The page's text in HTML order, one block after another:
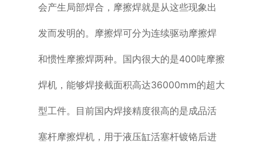
会产生局部焊合，摩擦焊就是从这些现象出
发而发明的。摩擦焊可分为连续驱动摩擦焊
和惯性摩擦焊两种。国内很大的是400吨摩擦
焊机，能够焊接截面积高达36000mm的超大
型工件。目前国内焊接精度很高的是成品活
塞杆摩擦焊机，用于液压缸活塞杆镀铬后进